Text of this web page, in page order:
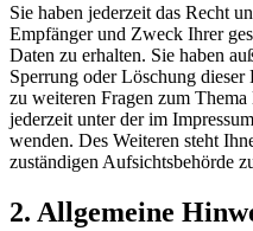
Sie haben jederzeit das Recht
Empfänger und Zweck Ihrer
Daten zu erhalten. Sie haben
Sperrung oder Löschung
zu weiteren Fragen zum
jederzeit unter der im
wenden. Des Weiteren steht
zuständigen Aufsichtsbehörde
2. Allgemeine